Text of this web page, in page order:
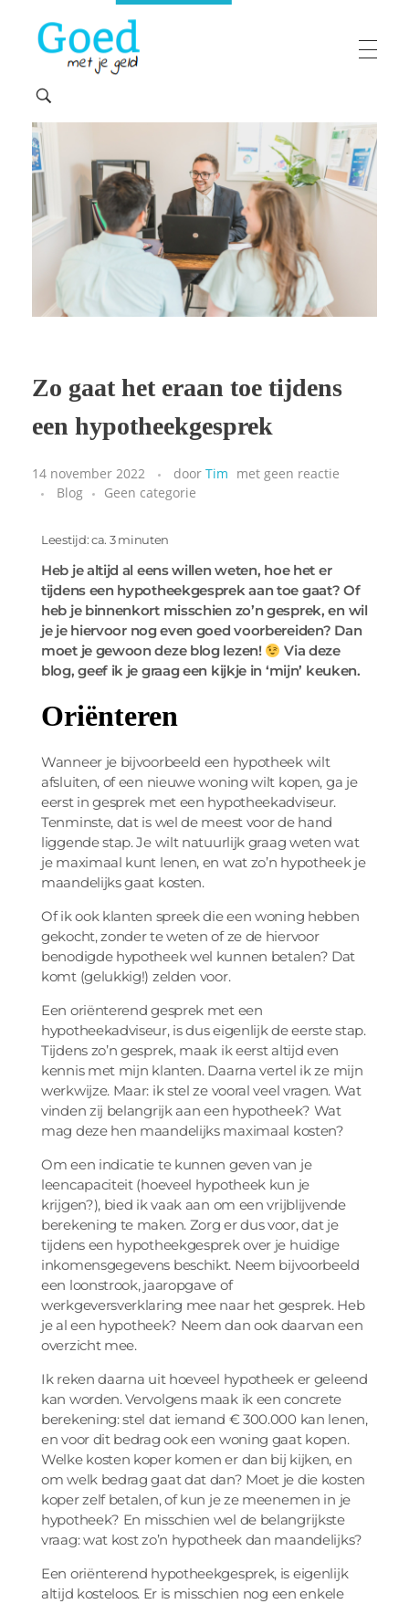
maakt 'moeilijke' financiën makkelijk
Zo gaat het eraan toe tijdens
een hypotheekgesprek
14 november 2022 door Tim met geen reactie
Blog
Geen categorie
Leestijd: ca. 3 minuten
Heb je altijd al eens willen weten, hoe het er
tijdens een hypotheekgesprek aan toe gaat? Of
heb je binnenkort misschien zo’n gesprek, en wil
je je hiervoor nog even goed voorbereiden? Dan
moet je gewoon deze blog lezen!
Via deze
blog, geef ik je graag een kijkje in ‘mijn’ keuken.
Oriënteren
Wanneer je bijvoorbeeld een hypotheek wilt
afsluiten, of een nieuwe woning wilt kopen, ga je
eerst in gesprek met een hypotheekadviseur.
Tenminste, dat is wel de meest voor de hand
liggende stap. Je wilt natuurlijk graag weten wat
je maximaal kunt lenen, en wat zo’n hypotheek je
maandelijks gaat kosten.
Of ik ook klanten spreek die een woning hebben
gekocht, zonder te weten of ze de hiervoor
benodigde hypotheek wel kunnen betalen? Dat
komt (gelukkig!) zelden voor.
Een oriënterend gesprek met een
hypotheekadviseur, is dus eigenlijk de eerste stap.
Tijdens zo’n gesprek, maak ik eerst altijd even
kennis met mijn klanten. Daarna vertel ik ze mijn
werkwijze. Maar: ik stel ze vooral veel vragen. Wat
vinden zij belangrijk aan een hypotheek? Wat
mag deze hen maandelijks maximaal kosten?
Om een indicatie te kunnen geven van je
leencapaciteit (hoeveel hypotheek kun je
krijgen?), bied ik vaak aan om een vrijblijvende
berekening te maken. Zorg er dus voor, dat je
tijdens een hypotheekgesprek over je huidige
inkomensgegevens beschikt. Neem bijvoorbeeld
een loonstrook, jaaropgave of
werkgeversverklaring mee naar het gesprek. Heb
je al een hypotheek? Neem dan ook daarvan een
overzicht mee.
Ik reken daarna uit hoeveel hypotheek er geleend
kan worden. Vervolgens maak ik een concrete
berekening: stel dat iemand € 300.000 kan lenen,
en voor dit bedrag ook een woning gaat kopen.
Welke kosten koper komen er dan bij kijken, en
om welk bedrag gaat dat dan? Moet je die kosten
koper zelf betalen, of kun je ze meenemen in je
hypotheek? En misschien wel de belangrijkste
vraag: wat kost zo’n hypotheek dan maandelijks?
Een oriënterend hypotheekgesprek, is eigenlijk
altijd kosteloos. Er is misschien nog een enkele